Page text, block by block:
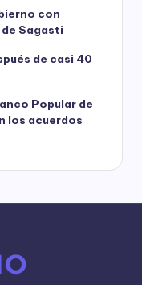
con
Sagasti
de casi 40
Popular de
los acuerdos